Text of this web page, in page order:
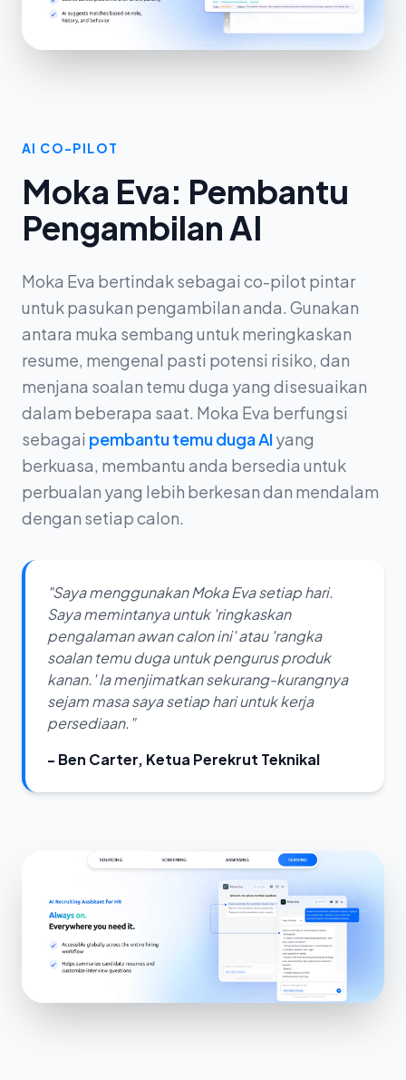
AI CO-PILOT
Moka Eva: Pembantu
Pengambilan AI
Moka Eva bertindak sebagai co-pilot pintar
untuk pasukan pengambilan anda. Gunakan
antara muka sembang untuk meringkaskan
resume, mengenal pasti potensi risiko, dan
menjana soalan temu duga yang disesuaikan
dalam beberapa saat. Moka Eva berfungsi
sebagai pembantu temu duga AIyang
berkuasa, membantu anda bersedia untuk
perbualan yang lebih berkesan dan mendalam
dengan setiap calon.
"Saya menggunakan Moka Eva setiap hari.
Saya memintanya untuk 'ringkaskan
pengalaman awan calon ini' atau 'rangka
soalan temu duga untuk pengurus produk
kanan.' Ia menjimatkan sekurang-kurangnya
sejam masa saya setiap hari untuk kerja
persediaan."
- Ben Carter, Ketua Perekrut Teknikal